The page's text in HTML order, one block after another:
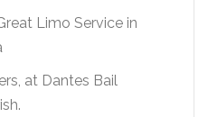
Limo Service in
at Dantes Bail